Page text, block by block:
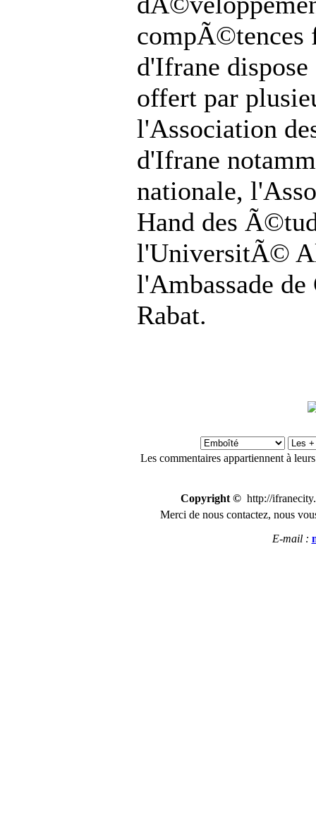
d'Ifrane
offert par
l'Association
d'Ifrane
nationale,
Hand des
l'UniversitÃ©
l'Ambassade
Rabat.
Les commentaires appartiennent à
Copyright ©http://
Merci de nous contactez, nous
E-mail :